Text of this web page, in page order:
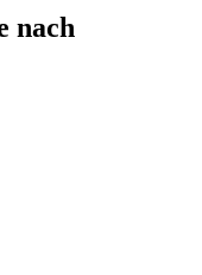
nach